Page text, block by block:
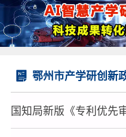
鄂州市产学研创新